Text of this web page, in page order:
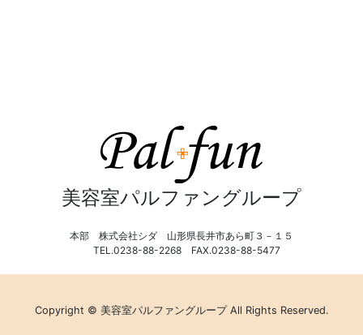
美容室パルファングループ
本部 株式会社シダ 山形県長井市あら町３－１５
TEL.0238-88-2268 FAX.0238-88-5477
Copyright © 美容室パルファングループ All Rights Reserved.